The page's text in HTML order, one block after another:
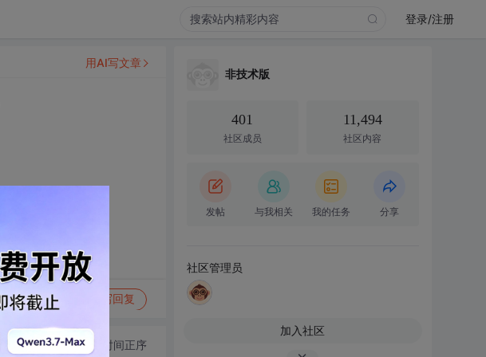
登录/注册
写回复
用AI写文章
切换为时间正序
非技术版
401
社区成员
11,494
社区内容
发帖 与我相关 我的任务 分享
社区管理员
加入社区